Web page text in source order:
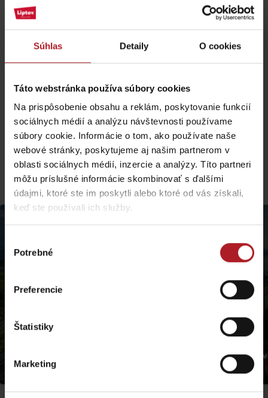
Súhlas Detaily O cookies
Táto webstránka používa súbory cookies
Na prispôsobenie obsahu a reklám, poskytovanie funkcií
sociálnych médií a analýzu návštevnosti používame
súbory cookie. Informácie o tom, ako používate naše
webové stránky, poskytujeme aj našim partnerom v
oblasti sociálnych médií, inzercie a analýzy. Títo partneri
môžu príslušné informácie skombinovať s ďalšími
údajmi, ktoré ste im poskytli alebo ktoré od vás získali,
keď ste používali ich služby.
súhlasu
Potrebné
Preferencie
Štatistiky
Marketing
navigovať
Podrobný popis trasy
parkovisku
Možnosti ubytovania a stravovania
Nájdi a rezervuj ubytovanie >>>
(Náhľad mapy: hiking.sk)
Viac podobných trás:
Jasná
Na Sidorovo z
Ružomberok